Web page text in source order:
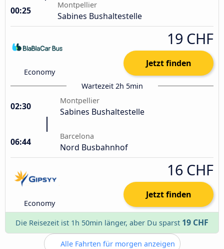
00:25
Montpellier
Sabines Bushaltestelle
Economy
19 CHF
Jetzt finden
Wartezeit 2h 5min
02:30
Montpellier
Sabines Bushaltestelle
06:44
Barcelona
Nord Busbahnhof
Economy
16 CHF
Jetzt finden
Die Reisezeit ist 1h 50min länger, aber Du sparst 19 CHF
Alle Fahrten für morgen anzeigen